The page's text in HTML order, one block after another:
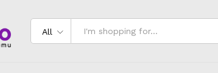
All
Ulasan (0)